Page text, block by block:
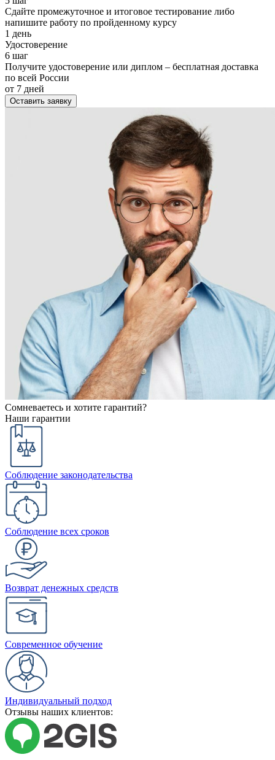
Сдайте промежуточное и итоговое тестирование либо
напишите работу по пройденному курсу
1 день
Удостоверение
6 шаг
Получите удостоверение или диплом – бесплатная доставка
по всей России
от 7 дней
Оставить заявку
Сомневаетесь и хотите гарантий?
Наши гарантии
Соблюдение законодательства
Соблюдение всех сроков
Возврат денежных средств
Современное обучение
Индивидуальный подход
Отзывы наших клиентов: